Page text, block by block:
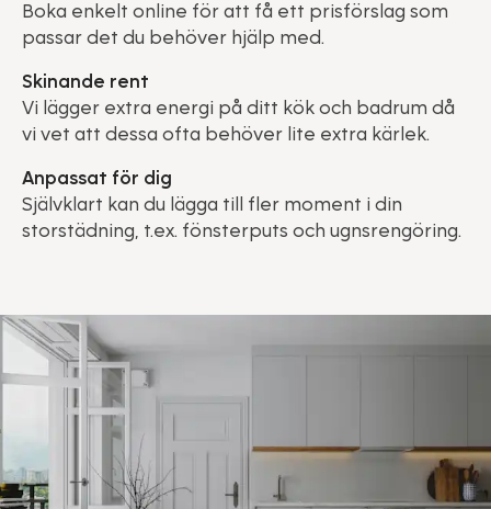
Boka enkelt online för att få ett prisförslag som
passar det du behöver hjälp med.
Skinande rent
Vi lägger extra energi på ditt kök och badrum då
vi vet att dessa ofta behöver lite extra kärlek.
Anpassat för dig
Självklart kan du lägga till fler moment i din
storstädning, t.ex. fönsterputs och ugnsrengöring.